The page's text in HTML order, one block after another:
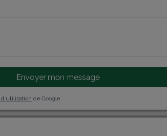
Envoyer mon message
de Google.